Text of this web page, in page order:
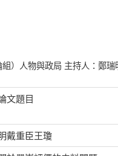
組）人物與政局 主持人：鄭瑞
文題目
戴重臣王瓊